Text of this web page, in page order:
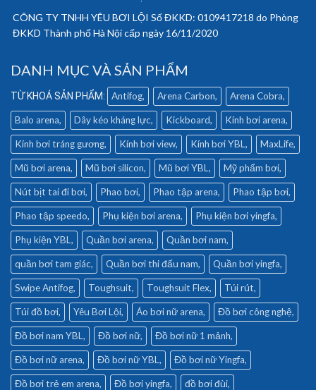
CÔNG TY TNHH YÊU BƠI LỘI Số ĐKKD: 0109417218 do Phòng
ĐKKD Thành phố Hà Nội cấp ngày 16/11/2020
DANH MỤC VÀ SẢN PHẨM
Antifog Arena Carbon Arena Cobra
Balo arena Dây kéo kháng lực Kickboard Kính bơi arena
Kính bơi tráng gương Kính bơi view Kính bơi YBL MaxLife
Mũ bơi arena Mũ bơi silicon Mũ bơi YBL Mỹ phẩm bơi
Nút bịt tai đi bơi Phao bơi Phao tập arena Phao tập bơi
Phao tập speedo Phụ kiện bơi arena Phụ kiện bơi yingfa
Phụ kiện YBL Quần bơi arena Quần bơi nam
quần bơi tam giác Quần bơi thi đấu nam Quần bơi yingfa
Swipe Antifog Toughsuit Toughsuit Flex Túi rút
Túi đồ bơi Yêu Bơi Lội Áo bơi nữ arena Đồ bơi công nghệ
Đồ bơi nam YBL Đồ bơi nữ Đồ bơi nữ 1 mảnh
Đồ bơi nữ arena Đồ bơi nữ YBL Đồ bơi nữ Yingfa
Đồ bơi trẻ em arena Đồ bơi yingfa đồ bơi đùi